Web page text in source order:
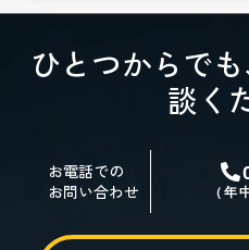
ひとつからで
談く
お電話での
お問い合わせ
（